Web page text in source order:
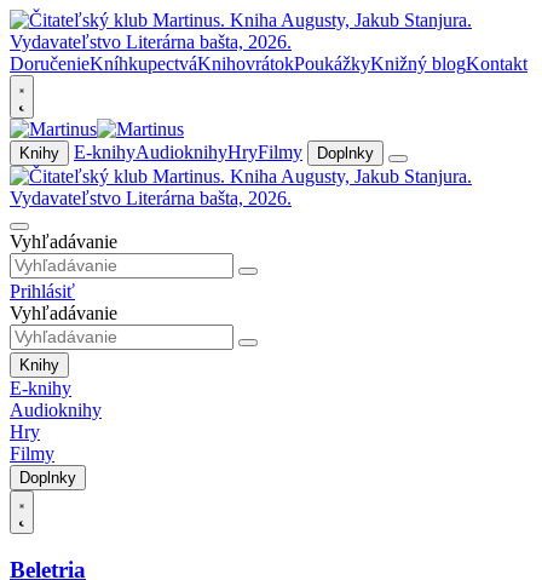
DoručenieKníhkupectváKnihovrátokPoukážkyKnižný blogKontakt
Knihy E-knihyAudioknihyHryFilmy Doplnky
Vyhľadávanie
Prihlásiť
Vyhľadávanie
Knihy
E-knihy
Audioknihy
Hry
Filmy
Doplnky
Beletria